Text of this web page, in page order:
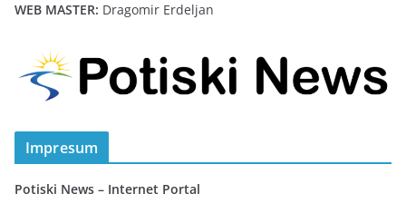
WEB MASTER: Dragomir Erdeljan
Impresum
Potiski News – Internet Portal